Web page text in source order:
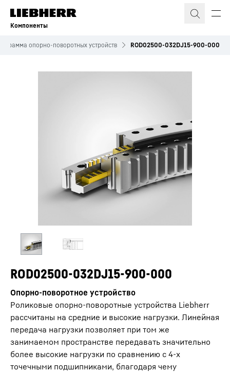
Компоненты
опорно-поворотных устройств ROD02500-032DJ15-900-000
ROD02500-032DJ15-900-000
Опорно-поворотное устройство
Роликовые опорно-поворотные устройства Liebherr
рассчитаны на средние и высокие нагрузки. Линейная
передача нагрузки позволяет при том же
занимаемом пространстве передавать значительно
более высокие нагрузки по сравнению с 4-х
точечными подшипниками, благодаря чему